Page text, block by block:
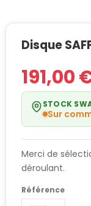
Disque
191,00
STOCK
Sur
Merci de
déroulant.
Référence